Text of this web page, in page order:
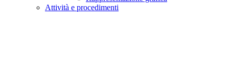
Attività e procedimenti